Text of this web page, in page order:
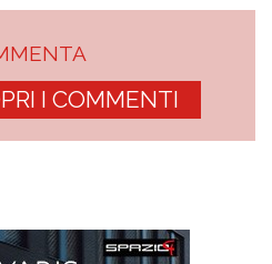
I COMMENTI